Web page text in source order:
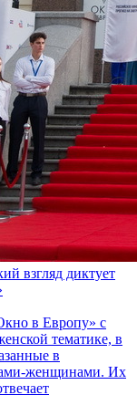
взгляд диктует
в Европу» с
тематике, в
в
женщинами. Их